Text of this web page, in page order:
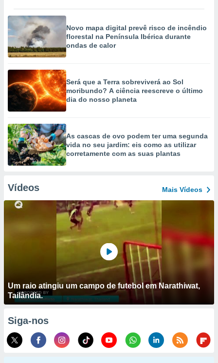
Novo mapa digital prevê risco de incêndio
florestal na Península Ibérica durante
ondas de calor
Será que a Terra sobreviverá ao Sol
moribundo? A ciência reescreve o último
dia do nosso planeta
As cascas de ovo podem ter uma segunda
vida no seu jardim: eis como as utilizar
corretamente com as suas plantas
Vídeos Mais Vídeos
Um raio atingiu um campo de futebol em Narathiwat,
Tailândia.
Siga-nos